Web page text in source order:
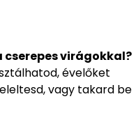
cserepes virágokkal?
évelőket
vagy takard be